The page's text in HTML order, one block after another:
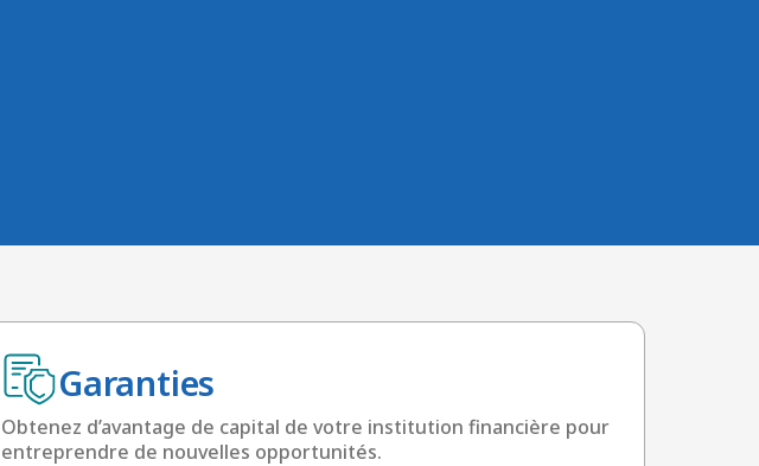
Garanties
Obtenez d’avantage de capital de votre institution financière pour
entreprendre de nouvelles opportunités.